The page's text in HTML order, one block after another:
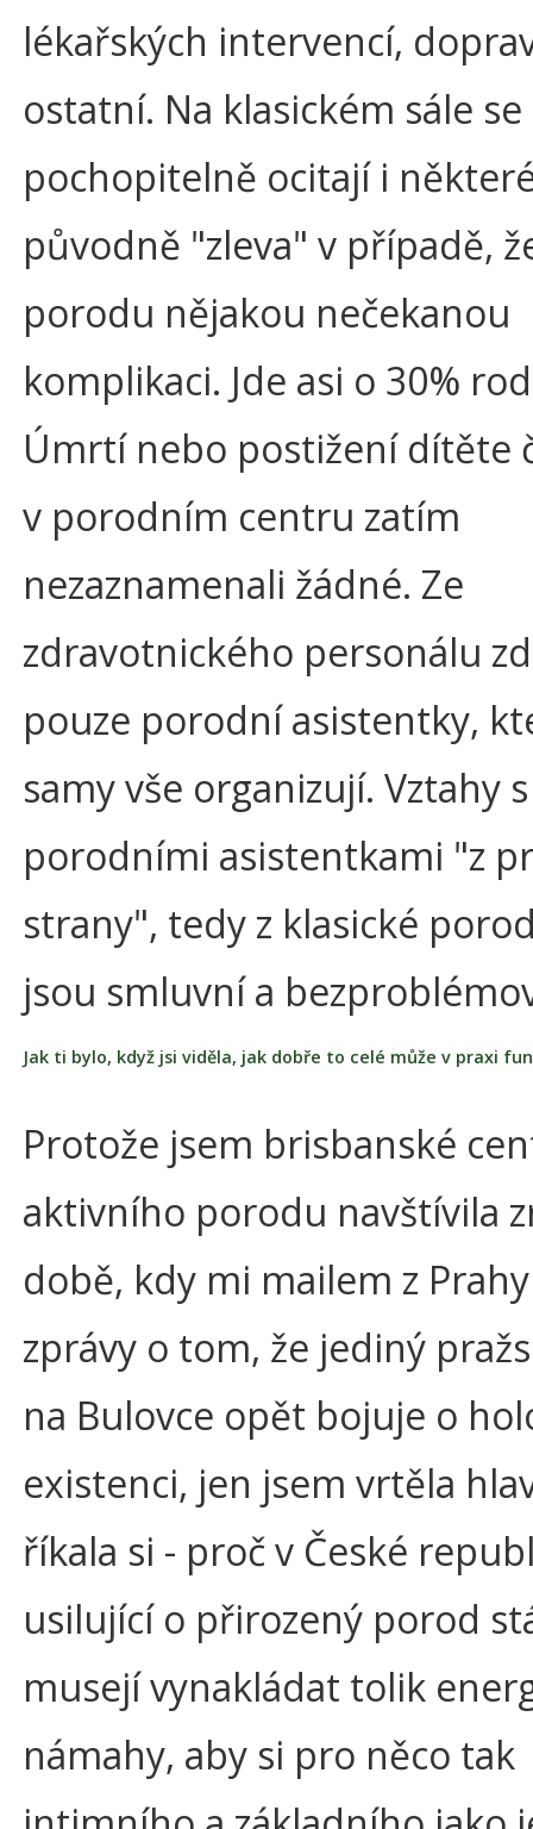
lékařských intervencí,
ostatní. Na klasickém sále se
pochopitelně ocitají i
původně "zleva" v případě,
porodu nějakou nečekanou
komplikaci. Jde asi o 30%
Úmrtí nebo postižení dítěte
v porodním centru zatím
nezaznamenali žádné. Ze
zdravotnického personálu
pouze porodní asistentky,
samy vše organizují. Vztahy
porodními asistentkami "z
strany", tedy z klasické
jsou smluvní a
Jak ti bylo, když jsi viděla, jak dobře to celé může v praxi
Protože jsem brisbanské
aktivního porodu navštívila
době, kdy mi mailem z
zprávy o tom, že jediný
na Bulovce opět bojuje o
existenci, jen jsem vrtěla
říkala si - proč v České
usilující o přirozený porod
musejí vynakládat tolik
námahy, aby si pro něco tak